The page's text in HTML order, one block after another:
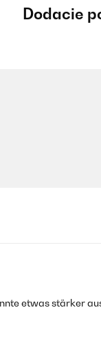
Dodacie
etwas stärker